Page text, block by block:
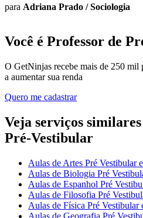
para Adriana Prado /Sociologia
Você é Professor de
O GetNinjas recebe mais de 250 mil
a aumentar sua renda
Quero me cadastrar
Veja serviços
Pré-Vestibular
Aulas de Artes Pré Vestibular
Aulas de Biologia Pré
Aulas de Espanhol Pré
Aulas de Filosofia Pré
Aulas de Física Pré Vestibular
Aulas de Geografia Pré